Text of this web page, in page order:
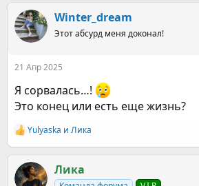
к
ц
и
Winter_dream
Этот абсурд меня доконал!
21 Апр 2025
Я сорвалась…!
Это конец или есть еще жизнь?
Р
е
к
ц
Yulyaska и Ликa
Ликa